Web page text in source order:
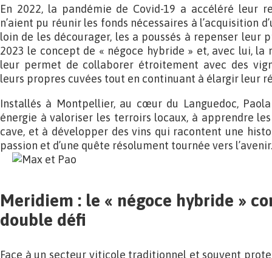
En 2022, la pandémie de Covid-19 a accéléré leur
n’aient pu réunir les fonds nécessaires à l’acquisition
loin de les décourager, les a poussés à repenser leur
2023 le concept de « négoce hybride » et, avec lui, la
leur permet de collaborer étroitement avec des
leurs propres cuvées tout en continuant à élargir leur
Installés à Montpellier, au cœur du Languedoc,
énergie à valoriser les terroirs locaux, à apprendre
cave, et à développer des vins qui racontent une
passion et d’une quête résolument tournée vers l’avenir.
Meridiem : le « négoce hybride »
double défi
Face à un secteur viticole traditionnel et souvent